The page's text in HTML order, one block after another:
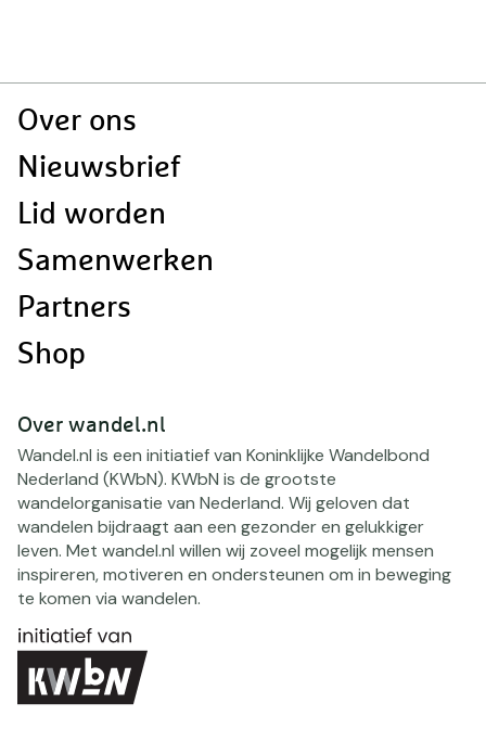
Doormat
Over ons
Nieuwsbrief
Lid worden
Samenwerken
Partners
Shop
Over wandel.nl
Wandel.nl is een initiatief van Koninklijke Wandelbond
Nederland (KWbN). KWbN is de grootste
wandelorganisatie van Nederland. Wij geloven dat
wandelen bijdraagt aan een gezonder en gelukkiger
leven. Met wandel.nl willen wij zoveel mogelijk mensen
inspireren, motiveren en ondersteunen om in beweging
te komen via wandelen.